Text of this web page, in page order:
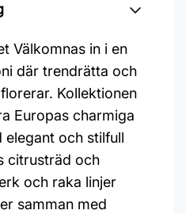
Välkomnas in i en
där trendrätta och
Kollektionen
Europas charmiga
och stilfull
citrusträd och
och raka linjer
samman med